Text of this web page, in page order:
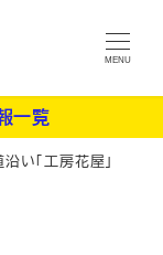
MENU
一覧
い「工房花屋」